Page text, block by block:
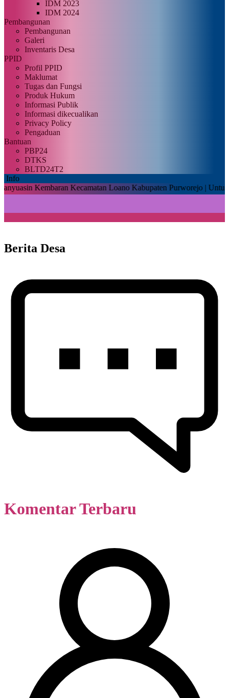
IDM 2023
IDM 2024
Pembangunan
Pembangunan
Galeri
Inventaris Desa
PPID
Profil PPID
Maklumat
Tugas dan Fungsi
Produk Hukum
Informasi Publik
Informasi dikecualikan
Privacy Policy
Pengaduan
Bantuan
PBP24
DTKS
BLTD24T2
Info
Kecamatan Loano Kabupaten Purworejo |Untuk dapat
Berita Desa
Komentar Terbaru